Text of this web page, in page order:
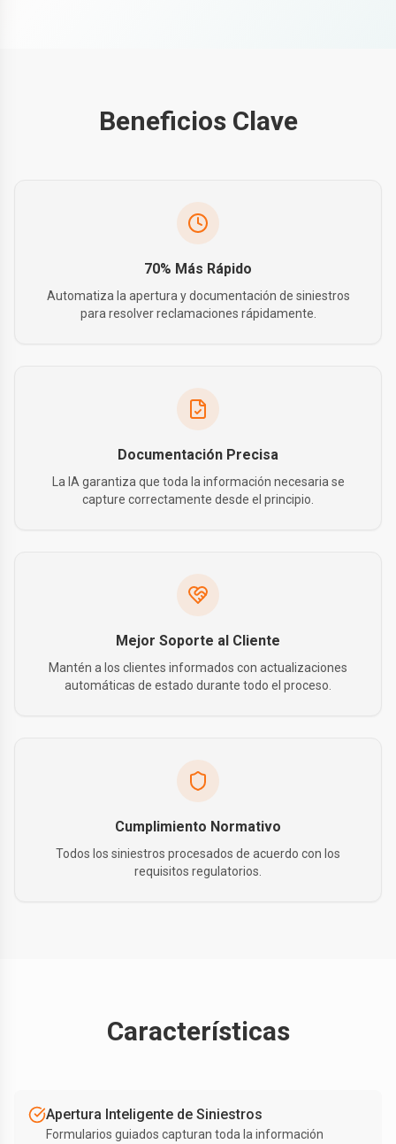
Beneficios Clave
70% Más Rápido
Automatiza la apertura y documentación de siniestros
para resolver reclamaciones rápidamente.
Documentación Precisa
La IA garantiza que toda la información necesaria se
capture correctamente desde el principio.
Mejor Soporte al Cliente
Mantén a los clientes informados con actualizaciones
automáticas de estado durante todo el proceso.
Cumplimiento Normativo
Todos los siniestros procesados de acuerdo con los
requisitos regulatorios.
Características
Apertura Inteligente de Siniestros
Formularios guiados capturan toda la información